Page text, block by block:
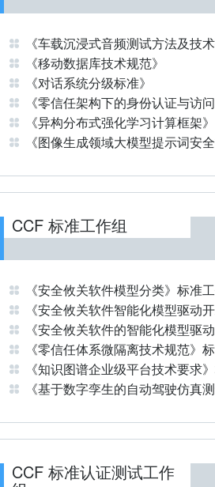
《车载沉浸式音频测试方法及技术
《移动数据库技术规范》
《对话系统分级标准》
《零信任架构下的身份认证与访
《异构分布式强化学习计算框架》
《图像生成领域大模型提示词安全
CCF 标准工作组
《安全攸关软件模型分类》标准
《零信任体系微隔离技术规范》
《知识图谱企业级平台技术要求
CCF 标准认证测试工作